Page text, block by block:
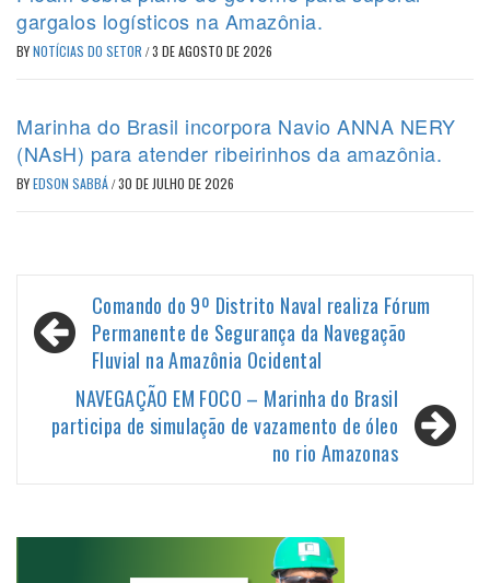
gargalos logísticos na Amazônia.
BYNOTÍCIAS DO SETOR /3 DE AGOSTO DE 2026
Marinha do Brasil incorpora Navio ANNA NERY
(NAsH) para atender ribeirinhos da amazônia.
BYEDSON SABBÁ/30 DE JULHO DE 2026
Navegação
de
Comando do 9º Distrito Naval realiza Fórum
Permanente de Segurança da Navegação
Fluvial na Amazônia Ocidental
NAVEGAÇÃO EM FOCO – Marinha do Brasil
participa de simulação de vazamento de óleo
no rio Amazonas